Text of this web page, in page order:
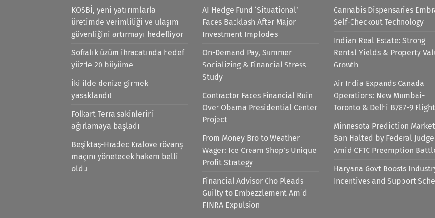
KOSBİ, yeni yatırımlarla
üretimde verimliliği ve ulaşım
güvenliğini artırmayı hedefliyor
Sofralık üzüm ihracatında hedef
yüzde 20 büyüme
İki ilde denize girmek
yasaklandı!
Folkart Terra sakinlerini
ağırlamaya başladı
Beşiktaş-Hradec Kralove rövanş
maçını yönetecek hakem belli
oldu
AI Hedge Fund ‘Situational’
Faces Backlash After Major
Investment Implodes
On-Demand Pay, Summer
Socializing & Financial Stress
Study
Contractor Faces Financial Ruin
Over Obama Presidential Center
Project
From Money Bro to Weather
Wager: Ice Cream Shop’s Unique
Profit Strategy
Financial Advisor Cho Pleads
Guilty to Embezzlement Amid
FINRA Expulsion
Cannabis Dispensaries
Self-Checkout Technology
Indian Real Estate: Strong
Rental Yields & Property
Growth
Air India Expands Canada
Operations: New Mumbai-
Toronto & Delhi B787-9
Minnesota Prediction Market
Ban Halted by Federal Judge
Amid CFTC Preemption
Haryana Govt Boosts
Incentives and Support